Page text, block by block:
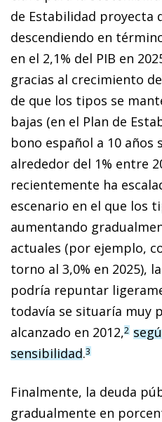
de Estabilidad proyecta
descendiendo en
en el 2,1% del PIB en
gracias al crecimiento
de que los tipos se
bajas (en el Plan de
bono español a 10 años
alrededor del 1% entre
recientemente ha
escenario en el que los
aumentando
actuales (por ejemplo,
torno al 3,0% en 2025),
podría repuntar
todavía se situaría muy
alcanzado en 2012,2
sensibilidad.3
Finalmente, la deuda
gradualmente en